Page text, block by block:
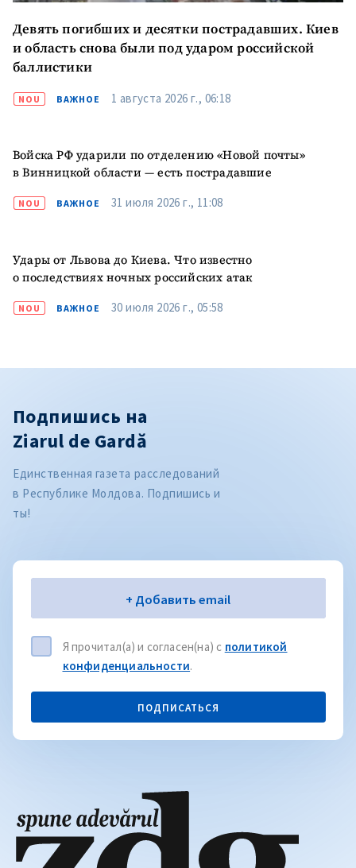
Девять погибших и десятки пострадавших. Киев
и область снова были под ударом российской
баллистики
NOU ВАЖНОЕ 1 августа 2026 г., 06:18
Войска РФ ударили по отделению «Новой почты»
в Винницкой области — есть пострадавшие
NOU ВАЖНОЕ 31 июля 2026 г., 11:08
Удары от Львова до Киева. Что известно
о последствиях ночных российских атак
NOU ВАЖНОЕ 30 июля 2026 г., 05:58
Подпишись на
Ziarul de Gardă
Единственная газета расследований
в Республике Молдова. Подпишись и
ты!
Электронная почта+ Добавить email
Я прочитал(а) и согласен(на) с политикой
конфиденциальности.
ПОДПИСАТЬСЯ